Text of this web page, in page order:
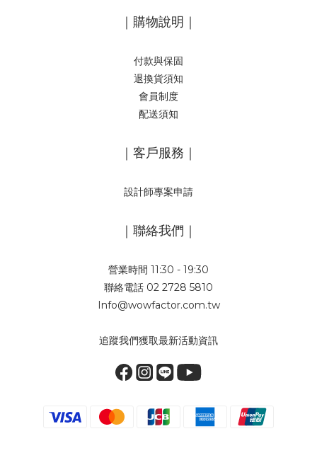
｜購物說明｜
付款與保固
退換貨須知
會員制度
配送須知
｜客戶服務｜
設計師專案申請
｜聯絡我們｜
營業時間 11:30 - 19:30
聯絡電話 02 2728 5810
Info@wowfactor.com.tw
追蹤我們獲取最新活動資訊